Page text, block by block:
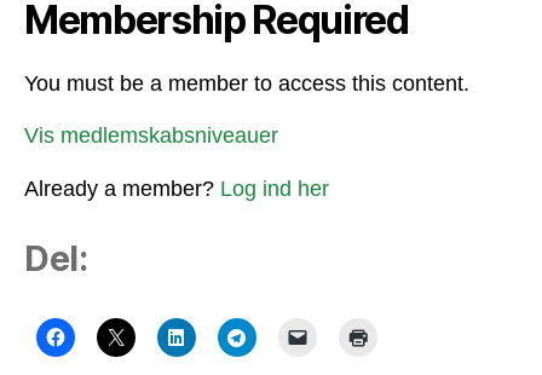
Membership Required
You must be a member to access this content.
Vis medlemskabsniveauer
Already a member? Log ind her
Del: